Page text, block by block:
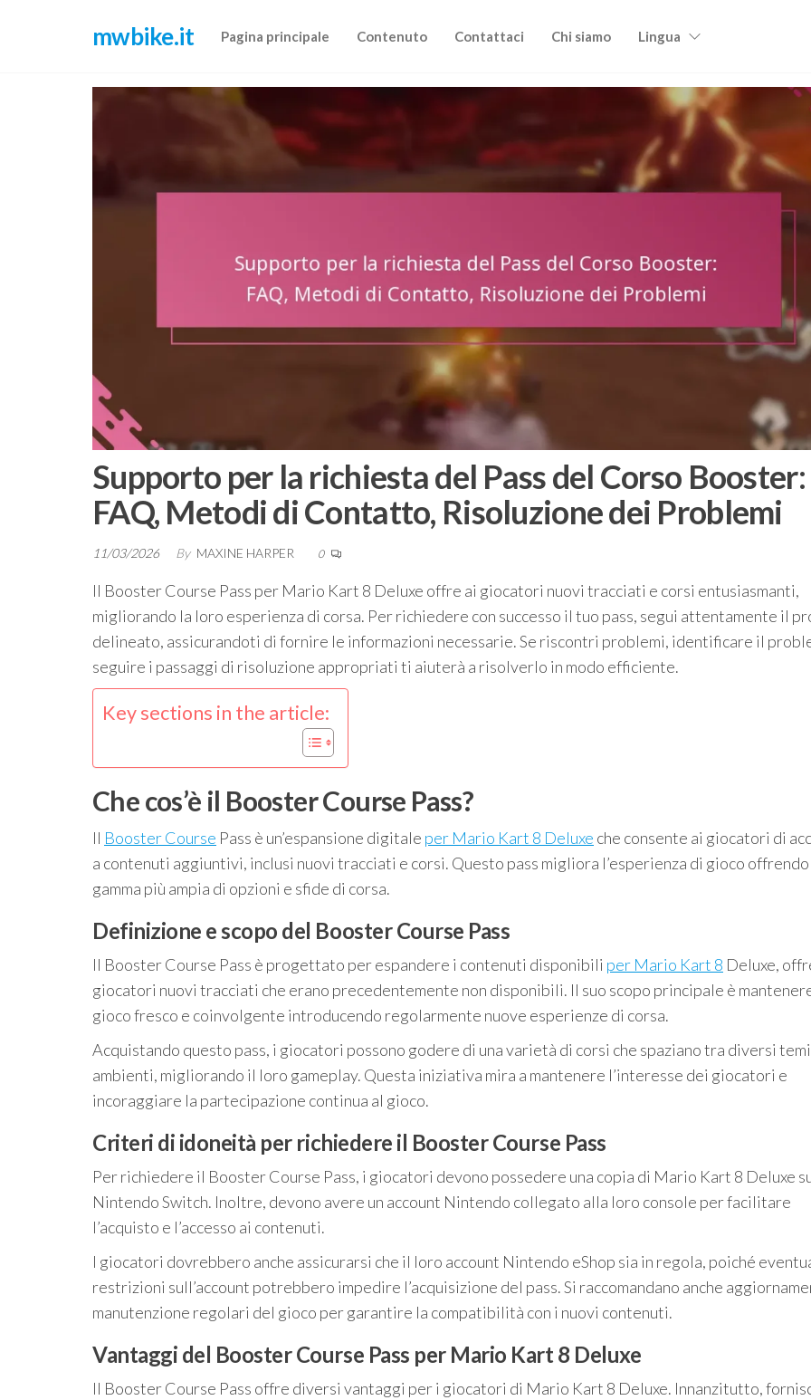
mwbike.it Pagina principale Contenuto Contattaci Chi siamo Lingua
Supporto per la richiesta del Pass del Corso Booster:
FAQ, Metodi di Contatto, Risoluzione dei Problemi
11/03/2026 By MAXINE HARPER 0
Il Booster Course Pass per Mario Kart 8 Deluxe offre ai giocatori nuovi tracciati e corsi entusiasmanti,
migliorando la loro esperienza di corsa. Per richiedere con successo il tuo pass, segui attentamente il
delineato, assicurandoti di fornire le informazioni necessarie. Se riscontri problemi, identificare il
seguire i passaggi di risoluzione appropriati ti aiuterà a risolverlo in modo efficiente.
Key sections in the article:
Che cos’è il Booster Course Pass?
Il Booster Course Pass è un’espansione digitale per Mario Kart 8 Deluxe che consente ai giocatori di
a contenuti aggiuntivi, inclusi nuovi tracciati e corsi. Questo pass migliora l’esperienza di gioco offrendo
gamma più ampia di opzioni e sfide di corsa.
Definizione e scopo del Booster Course Pass
Il Booster Course Pass è progettato per espandere i contenuti disponibili per Mario Kart 8 Deluxe,
giocatori nuovi tracciati che erano precedentemente non disponibili. Il suo scopo principale è
gioco fresco e coinvolgente introducendo regolarmente nuove esperienze di corsa.
Acquistando questo pass, i giocatori possono godere di una varietà di corsi che spaziano tra diversi
ambienti, migliorando il loro gameplay. Questa iniziativa mira a mantenere l’interesse dei giocatori e
incoraggiare la partecipazione continua al gioco.
Criteri di idoneità per richiedere il Booster Course Pass
Per richiedere il Booster Course Pass, i giocatori devono possedere una copia di Mario Kart 8 Deluxe
Nintendo Switch. Inoltre, devono avere un account Nintendo collegato alla loro console per facilitare
l’acquisto e l’accesso ai contenuti.
I giocatori dovrebbero anche assicurarsi che il loro account Nintendo eShop sia in regola, poiché
restrizioni sull’account potrebbero impedire l’acquisizione del pass. Si raccomandano anche
manutenzione regolari del gioco per garantire la compatibilità con i nuovi contenuti.
Vantaggi del Booster Course Pass per Mario Kart 8 Deluxe
Il Booster Course Pass offre diversi vantaggi per i giocatori di Mario Kart 8 Deluxe. Innanzitutto,